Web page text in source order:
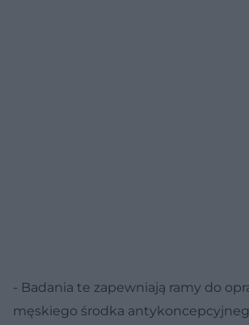
- Badania te zapewniają ramy do
męskiego środka